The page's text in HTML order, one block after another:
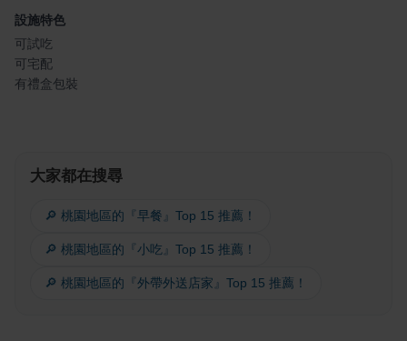
設施特色
可試吃
可宅配
有禮盒包裝
大家都在搜尋
🔎 桃園地區的『早餐』Top 15 推薦！
🔎 桃園地區的『小吃』Top 15 推薦！
🔎 桃園地區的『外帶外送店家』Top 15 推薦！